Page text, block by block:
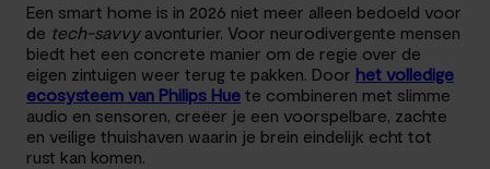
Een smart home is in 2026 niet meer alleen bedoeld voor
de tech-savvyavonturier. Voor neurodivergente mensen
biedt het een concrete manier om de regie over de
eigen zintuigen weer terug te pakken. Door het volledige
ecosysteem van Philips Hue te combineren met slimme
audio en sensoren, creëer je een voorspelbare, zachte
en veilige thuishaven waarin je brein eindelijk echt tot
rust kan komen.